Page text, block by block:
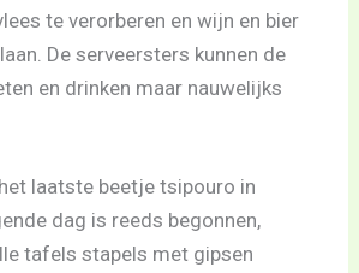
te verorberen en wijn en bier
De serveersters kunnen de
en drinken maar nauwelijks
laatste beetje tsipouro in
dag is reeds begonnen,
tafels stapels met gipsen